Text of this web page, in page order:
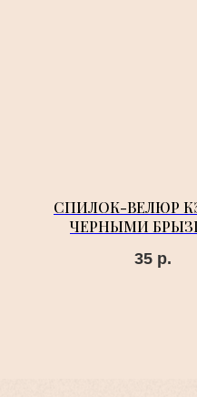
СПИЛОК-ВЕЛЮР
ЧЕРНЫМИ
35 р.